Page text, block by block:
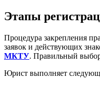
Этапы
Процедура закрепления
заявок и действующих
МКТУ. Правильный
Юрист выполняет